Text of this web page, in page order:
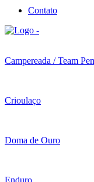
Contato
Campereada / Team
Crioulaço
Doma de Ouro
Enduro